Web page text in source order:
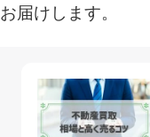
お届けします。